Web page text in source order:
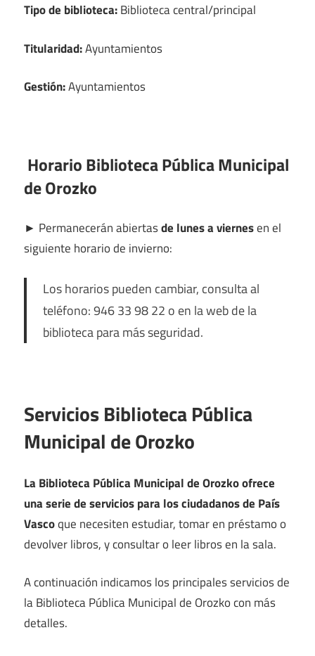
Tipo de biblioteca:Biblioteca central/principal
Titularidad:Ayuntamientos
Gestión:Ayuntamientos
Horario Biblioteca Pública Municipal
de Orozko
► Permanecerán abiertasde lunes a viernesen el
siguiente horario de invierno:
Los horarios pueden cambiar, consulta al
teléfono: 946 33 98 22 o en la web de la
biblioteca para más seguridad.
Servicios Biblioteca Pública
Municipal de Orozko
La Biblioteca Pública Municipal de Orozko ofrece
una serie de servicios para los ciudadanos de País
Vascoque necesiten estudiar, tomar en préstamo o
devolver libros, y consultar o leer libros en la sala.
A continuación indicamos los principales servicios de
la Biblioteca Pública Municipal de Orozko con más
detalles.